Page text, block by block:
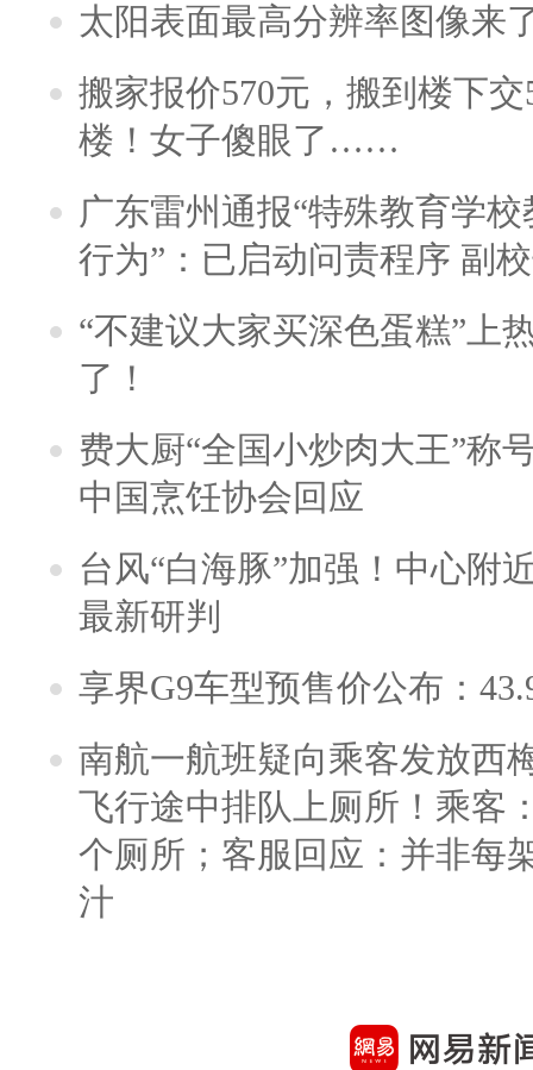
太阳表面最高分辨率图像来
搬家报价570元，搬到楼下
楼！女子傻眼了……
广东雷州通报“特殊教育学
行为”：已启动问责程序 副
“不建议大家买深色蛋糕”上
了！
费大厨“全国小炒肉大王”称
中国烹饪协会回应
台风“白海豚”加强！中心附
最新研判
享界G9车型预售价公布：
南航一航班疑向乘客发放西
飞行途中排队上厕所！乘客
个厕所；客服回应：并非每
汁